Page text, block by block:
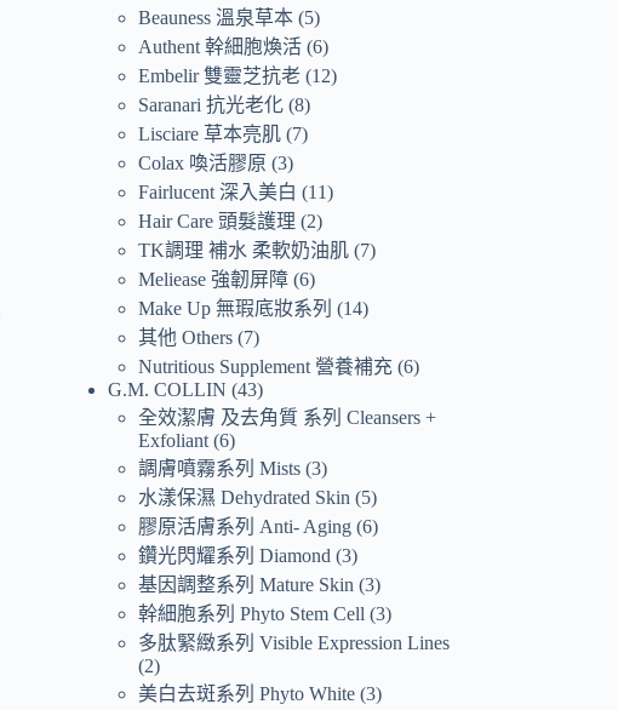
Beauness 溫泉草本 5
Authent 幹細胞煥活 6
Embelir 雙靈芝抗老 12
Saranari 抗光老化 8
Lisciare 草本亮肌 7
Colax 喚活膠原 3
Fairlucent 深入美白
11
Hair Care 頭髮護理
2
TK調理 補水 柔軟奶油肌 7
Meliease 強韌屏障 6
Make Up 無瑕底妝系列
14
其他 Others 7
Nutritious Supplement 營養補充 6
G.M. COLLIN 43
全效潔膚 及去角質 系列 Cleansers +
Exfoliant 6
調膚噴霧系列 Mists 3
水漾保濕 Dehydrated Skin
5
膠原活膚系列 Anti- Aging 6
鑽光閃耀系列 Diamond 3
基因調整系列 Mature Skin 3
幹細胞系列 Phyto Stem Cell 3
多肽緊緻系列 Visible Expression Lines
2
美白去斑系列 Phyto White 3